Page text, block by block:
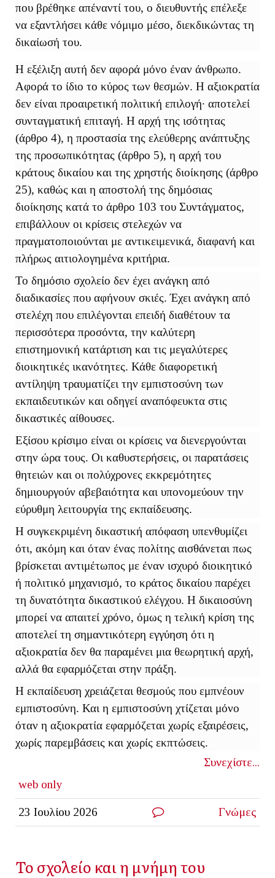
που βρέθηκε απέναντί του, ο διευθυντής επέλεξε
να εξαντλήσει κάθε νόμιμο μέσο, διεκδικώντας τη
δικαίωσή του.
Η εξέλιξη αυτή δεν αφορά μόνο έναν άνθρωπο.
Αφορά το ίδιο το κύρος των θεσμών. Η αξιοκρατία
δεν είναι προαιρετική πολιτική επιλογή· αποτελεί
συνταγματική επιταγή. Η αρχή της ισότητας
(άρθρο 4), η προστασία της ελεύθερης ανάπτυξης
της προσωπικότητας (άρθρο 5), η αρχή του
κράτους δικαίου και της χρηστής διοίκησης (άρθρο
25), καθώς και η αποστολή της δημόσιας
διοίκησης κατά το άρθρο 103 του Συντάγματος,
επιβάλλουν οι κρίσεις στελεχών να
πραγματοποιούνται με αντικειμενικά, διαφανή και
πλήρως αιτιολογημένα κριτήρια.
Το δημόσιο σχολείο δεν έχει ανάγκη από
διαδικασίες που αφήνουν σκιές. Έχει ανάγκη από
στελέχη που επιλέγονται επειδή διαθέτουν τα
περισσότερα προσόντα, την καλύτερη
επιστημονική κατάρτιση και τις μεγαλύτερες
διοικητικές ικανότητες. Κάθε διαφορετική
αντίληψη τραυματίζει την εμπιστοσύνη των
εκπαιδευτικών και οδηγεί αναπόφευκτα στις
δικαστικές αίθουσες.
Εξίσου κρίσιμο είναι οι κρίσεις να διενεργούνται
στην ώρα τους. Οι καθυστερήσεις, οι παρατάσεις
θητειών και οι πολύχρονες εκκρεμότητες
δημιουργούν αβεβαιότητα και υπονομεύουν την
εύρυθμη λειτουργία της εκπαίδευσης.
Η συγκεκριμένη δικαστική απόφαση υπενθυμίζει
ότι, ακόμη και όταν ένας πολίτης αισθάνεται πως
βρίσκεται αντιμέτωπος με έναν ισχυρό διοικητικό
ή πολιτικό μηχανισμό, το κράτος δικαίου παρέχει
τη δυνατότητα δικαστικού ελέγχου. Η δικαιοσύνη
μπορεί να απαιτεί χρόνο, όμως η τελική κρίση της
αποτελεί τη σημαντικότερη εγγύηση ότι η
αξιοκρατία δεν θα παραμένει μια θεωρητική αρχή,
αλλά θα εφαρμόζεται στην πράξη.
Η εκπαίδευση χρειάζεται θεσμούς που εμπνέουν
εμπιστοσύνη. Και η εμπιστοσύνη χτίζεται μόνο
όταν η αξιοκρατία εφαρμόζεται χωρίς εξαιρέσεις,
χωρίς παρεμβάσεις και χωρίς εκπτώσεις.
Συνεχίστε...
web only
23 Ιουλίου 2026 Γνώμες
Το σχολείο και η μνήμη του